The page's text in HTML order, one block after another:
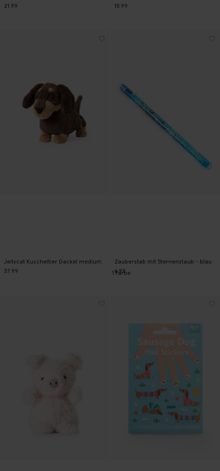
21.99 15.99
Jellycat Kuscheltier Dackel medium
37.99
Zauberstab mit Sternenstaub - blau
6.99
1 Farbe